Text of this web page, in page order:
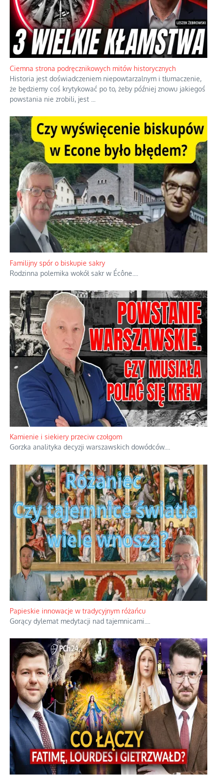
Ciemna strona podręcznikowych mitów historycznych
Historia jest doświadczeniem niepowtarzalnym i tłumaczenie,
że będziemy coś krytykować po to, żeby później znowu jakiegoś
powstania nie zrobili, jest
Familijny spór o biskupie sakry
Rodzinna polemika wokół sakr w Écône.
Kamienie i siekiery przeciw czołgom
Gorzka analityka decyzji warszawskich dowódców.
Papieskie innowacje w tradycyjnym różańcu
Gorący dylemat medytacji nad tajemnicami.